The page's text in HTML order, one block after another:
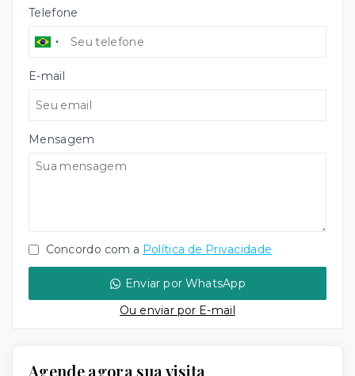
Telefone
E-mail
Mensagem
Concordo com a Política de Privacidade
Enviar por WhatsApp
Ou enviar por E-mail
Agende agora sua visita